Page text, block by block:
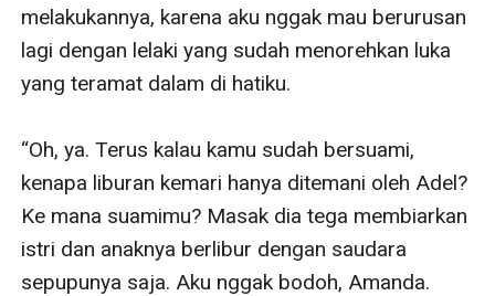
melakukannya, karena aku nggak mau berurusan
lagi dengan lelaki yang sudah menorehkan luka
yang teramat dalam di hatiku.
“Oh, ya. Terus kalau kamu sudah bersuami,
kenapa liburan kemari hanya ditemani oleh Adel?
Ke mana suamimu? Masak dia tega membiarkan
istri dan anaknya berlibur dengan saudara
sepupunya saja. Aku nggak bodoh, Amanda.